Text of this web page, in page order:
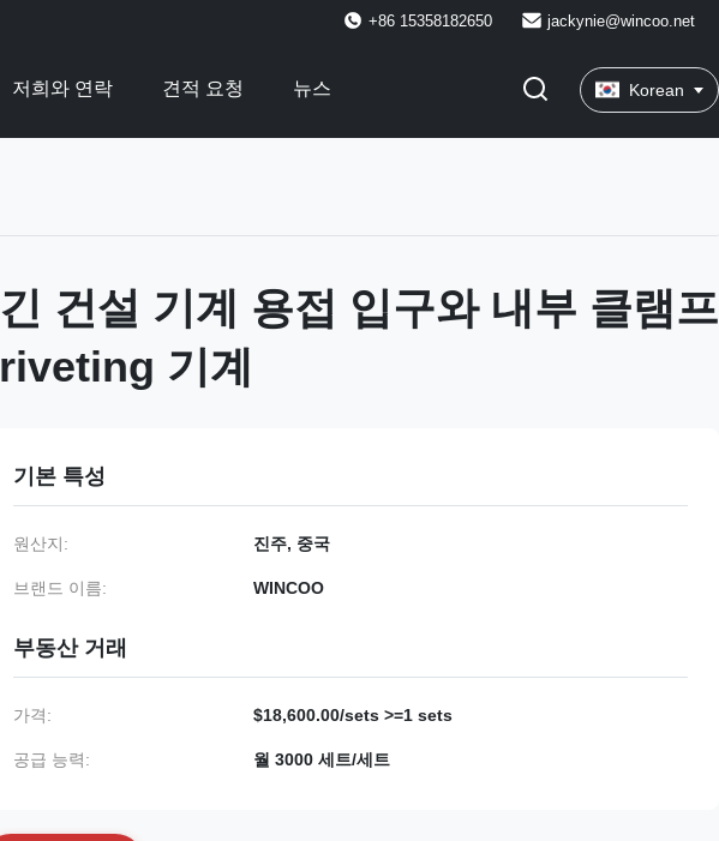
+86 15358182650 jackynie@wincoo.net
저희와 연락 견적 요청 뉴스 Korean
긴 건설 기계 용접 입구와 내부 클램프
riveting 기계
기본 특성
원산지: 진주, 중국
브랜드 이름: WINCOO
부동산 거래
가격: $18,600.00/sets >=1 sets
공급 능력: 월 3000 세트/세트